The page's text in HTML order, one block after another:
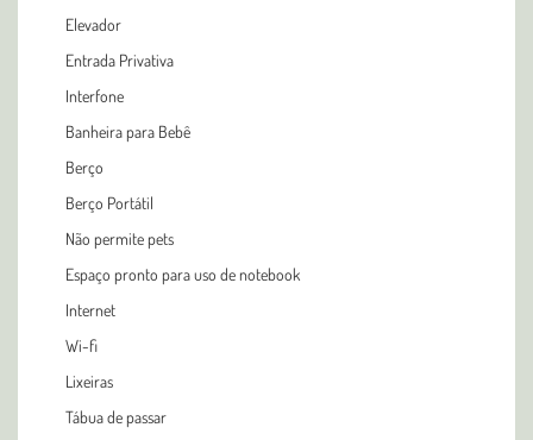
Elevador
Entrada Privativa
Interfone
Banheira para Bebê
Berço
Berço Portátil
Não permite pets
Espaço pronto para uso de notebook
Internet
Wi-fi
Lixeiras
Tábua de passar